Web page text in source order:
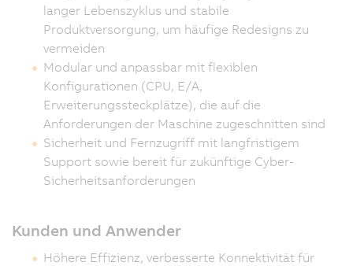
langer Lebenszyklus und stabile
Produktversorgung, um häufige Redesigns zu
vermeiden
Modular und anpassbar mit flexiblen
Konfigurationen (CPU, E/A,
Erweiterungssteckplätze), die auf die
Anforderungen der Maschine zugeschnitten sind
Sicherheit und Fernzugriff mit langfristigem
Support sowie bereit für zukünftige Cyber-
Sicherheitsanforderungen
Kunden und Anwender
Höhere Effizienz, verbesserte Konnektivität für